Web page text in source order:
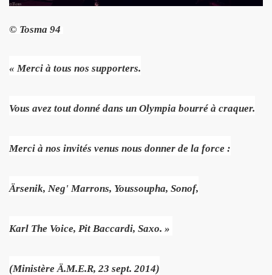
© Tosma 94
« Merci à tous nos supporters.
Vous avez tout donné dans un Olympia bourré à craquer.
Merci à nos invités venus nous donner de la force :
Ärsenik, Neg' Marrons, Youssoupha, Sonof,
Karl The Voice, Pit Baccardi, Saxo. »
(Ministère Ä.M.E.R, 23 sept. 2014)
PARTON : chronique detaillee.
DRONES ("The Tangible Effect Of Love") le 28 mars
2013 au TRIANON (Paris) : compte rendu.
MATIN" (20 decembre 2013).